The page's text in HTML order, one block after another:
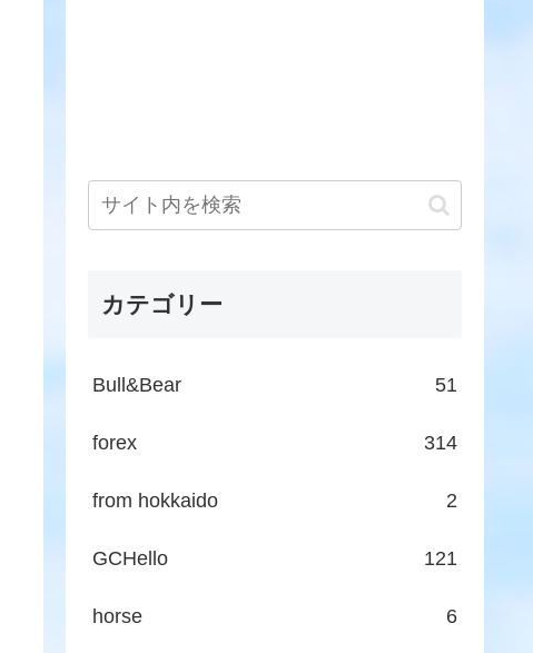
カテゴリー
Bull&Bear 51
forex 314
from hokkaido 2
GCHello 121
horse 6